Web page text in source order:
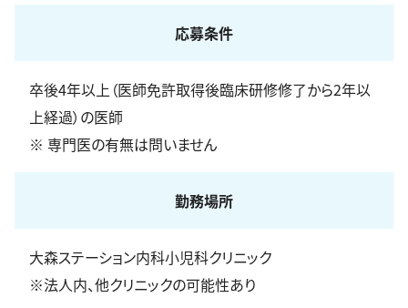
応募条件
卒後4年以上（医師免許取得後臨床研修修了から2年以
上経過）の医師
※ 専門医の有無は問いません
勤務場所
大森ステーション内科小児科クリニック
※法人内、他クリニックの可能性あり